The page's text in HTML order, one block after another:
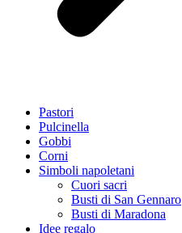
Pastori
Pulcinella
Gobbi
Corni
Simboli napoletani
Cuori sacri
Busti di San Gennaro
Busti di Maradona
Idee regalo